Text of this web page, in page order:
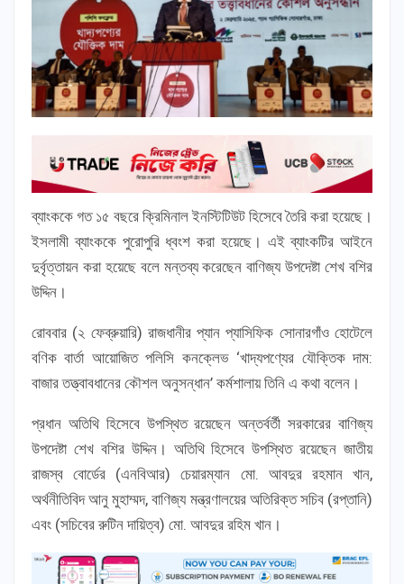
ব্যাংককে গত ১৫ বছরে ক্রিমিনাল ইনস্টিটিউট হিসেবে তৈরি করা হয়েছে।
ইসলামী ব্যাংককে পুরোপুরি ধ্বংশ করা হয়েছে। এই ব্যাংকটির আইনে
দুর্বৃত্তায়ন করা হয়েছে বলে মন্তব্য করেছেন বাণিজ্য উপদেষ্টা শেখ বশির
উদ্দিন।
রোববার (২ ফেব্রুয়ারি) রাজধানীর প্যান প্যাসিফিক সোনারগাঁও হোটেলে
বণিক বার্তা আয়োজিত পলিসি কনক্লেভ ‘খাদ্যপণ্যের যৌক্তিক দাম:
বাজার তত্ত্বাবধানের কৌশল অনুসন্ধান’ কর্মশালায় তিনি এ কথা বলেন।
প্রধান অতিথি হিসেবে উপস্থিত রয়েছেন অন্তর্বর্তী সরকারের বাণিজ্য
উপদেষ্টা শেখ বশির উদ্দিন। অতিথি হিসেবে উপস্থিত রয়েছেন জাতীয়
রাজস্ব বোর্ডের (এনবিআর) চেয়ারম্যান মো. আবদুর রহমান খান,
অর্থনীতিবিদ আনু মুহাম্মদ, বাণিজ্য মন্ত্রণালয়ের অতিরিক্ত সচিব (রপ্তানি)
এবং (সচিবের রুটিন দায়িত্ব) মো. আবদুর রহিম খান।